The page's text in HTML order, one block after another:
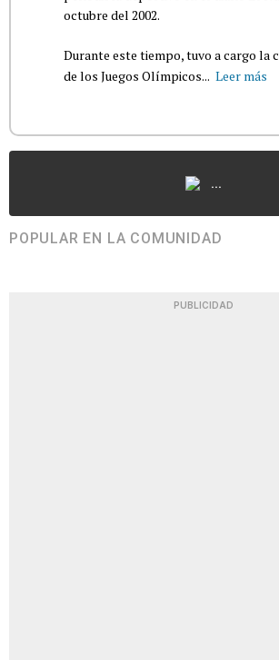
octubre del 2002.
Durante este tiempo, tuvo a cargo la
de los Juegos Olímpicos... Leer más
...
POPULAR EN LA COMUNIDAD
PUBLICIDAD